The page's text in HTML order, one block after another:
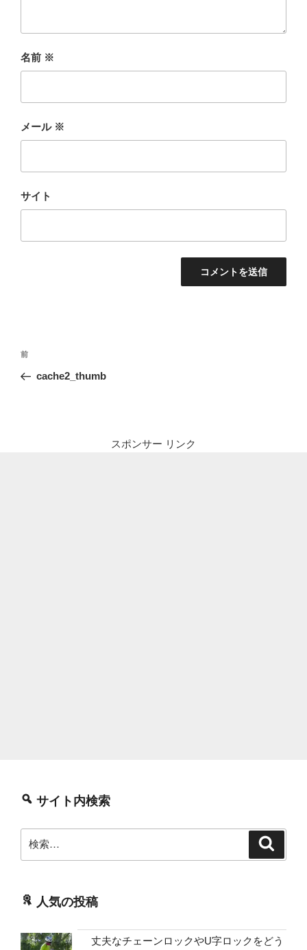
名前 ※
メール ※
サイト
投
ナ
前
の
前
cache2_thumb
スポンサー リンク
サイト内検索
索:
人気の投稿
丈夫なチェーンロックやU字ロックをどう